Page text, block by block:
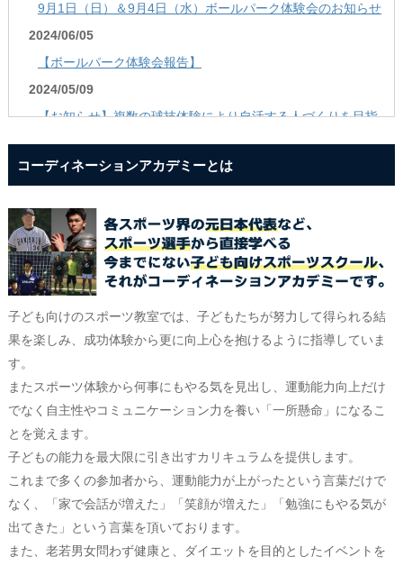
9月1日（日）＆9月4日（水）ボールパーク体験会のお知らせ
2024/06/05
【ボールパーク体験会報告】
2024/05/09
【お知らせ】複数の球技体験により自活する人づくりを目指
2023/03/14
2022/02/21
☆「豊島区立南長崎スポーツセンター」スポーツ教室 新規会
員募集！
2020/08/14
☆ボールパークとは？？
【ボールパーク】 3月予定
2023/01/02
【ボールパーク】 2月予定
2023/01/01
新年のご挨拶
2022/12/05
【ボールパーク】 2023年1月予定
コーディネーションアカデミーとは
子ども向けのスポーツ教室では、子どもたちが努力して得られる結
果を楽しみ、成功体験から更に向上心を抱けるように指導していま
す。
またスポーツ体験から何事にもやる気を見出し、運動能力向上だけ
でなく自主性やコミュニケーション力を養い「一所懸命」になるこ
とを覚えます。
子どもの能力を最大限に引き出すカリキュラムを提供します。
これまで多くの参加者から、運動能力が上がったという言葉だけで
なく、「家で会話が増えた」「笑顔が増えた」「勉強にもやる気が
出てきた」という言葉を頂いております。
また、老若男女問わず健康と、ダイエットを目的としたイベントを